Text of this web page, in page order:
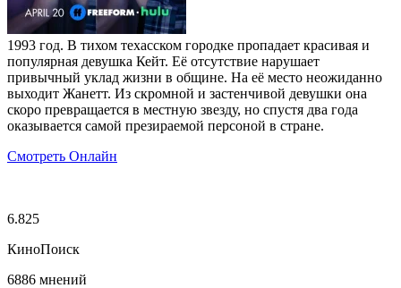
1993 год. В тихом техасском городке пропадает красивая и
популярная девушка Кейт. Её отсутствие нарушает
привычный уклад жизни в общине. На её место неожиданно
выходит Жанетт. Из скромной и застенчивой девушки она
скоро превращается в местную звезду, но спустя два года
оказывается самой презираемой персоной в стране.
Смотреть Онлайн
6.825
КиноПоиск
6886 мнений